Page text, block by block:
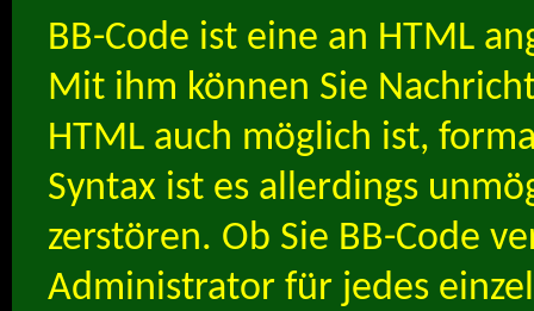
BB-Code ist eine an HTML
Mit ihm können Sie
HTML auch möglich ist,
Syntax ist es allerdings
zerstören. Ob Sie BB-Code
Administrator für jedes